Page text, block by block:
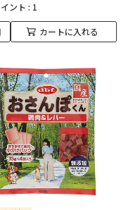
ント : 1
カートに入れる